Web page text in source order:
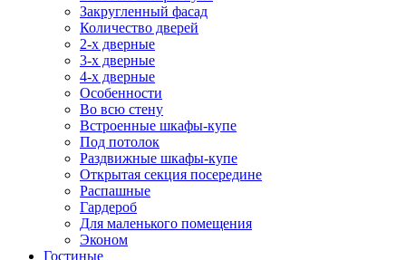
Закругленный фасад
Количество дверей
2-х дверные
3-х дверные
4-х дверные
Особенности
Во всю стену
Встроенные шкафы-купе
Под потолок
Раздвижные шкафы-купе
Открытая секция посередине
Распашные
Гардероб
Для маленького помещения
Эконом
Гостиные